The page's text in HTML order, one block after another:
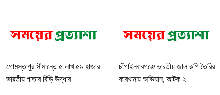
গোমস্তাপুর সীমান্তে ৫ লাখ ৫৯ হাজার
ভারতীয় পাতার বিড়ি উদ্ধার
চাঁপাইনবাবগঞ্জে ভারতীয় জাল রুপি তৈরির
কারখানায় অভিযান, আটক ২